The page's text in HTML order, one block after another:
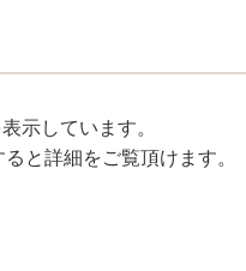
表示しています。
と詳細をご覧頂けます。